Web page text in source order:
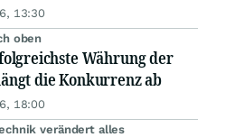
13:30
oben
Währung der
die Konkurrenz ab
18:00
verändert alles